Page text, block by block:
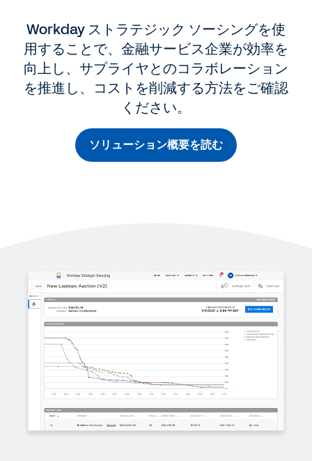
Workday ストラテジック ソーシングを使
用することで、金融サービス企業が効率を
向上し、サプライヤとのコラボレーション
を推進し、コストを削減する方法をご確認
ください。
ソリューション概要を読む